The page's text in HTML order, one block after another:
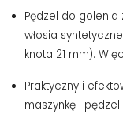
Pędzel do golenia
włosia
knota 21 mm).
Praktyczny i
maszynkę i